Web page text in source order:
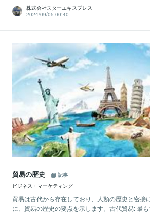
株式会社スターエキスプレス
2024/09/05 00:40
貿易の歴史
記事
ビジネス・マーケティング
貿易は古代から存在しており、人類の歴史と密接
に、貿易の歴史の要点を示します。古代貿易: 最